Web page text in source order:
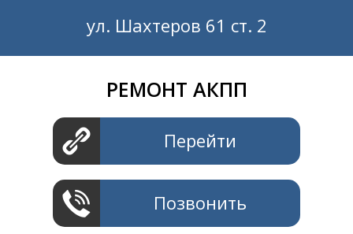
ул. Шахтеров 61 ст. 2
РЕМОНТ АКПП
Перейти
Позвонить